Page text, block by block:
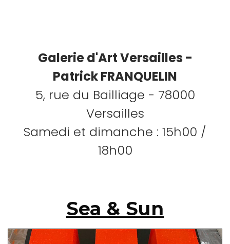
Galerie d'Art Versailles -
Patrick FRANQUELIN
5, rue du Bailliage - 78000
Versailles
Samedi et dimanche : 15h00 /
18h00
Sea & Sun